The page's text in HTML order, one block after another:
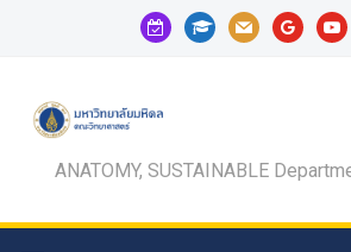
calendar-
check-
graduation-
cap
mail google
ANATOMY, SUSTAINABLE